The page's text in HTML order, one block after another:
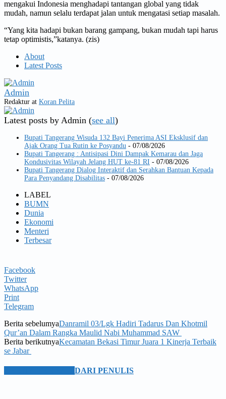
mengakui Indonesia menghadapi tantangan global yang tidak
mudah, namun selalu terdapat jalan untuk mengatasi setiap masalah.
“Yang kita hadapi bukan barang gampang, bukan mudah tapi harus
tetap optimistis,”katanya. (zis)
About
Latest Posts
Admin
Redaktur at Koran Pelita
Latest posts by Admin (see all)
Bupati Tangerang Wisuda 132 Bayi Penerima ASI Eksklusif dan
Ajak Orang Tua Rutin ke Posyandu - 07/08/2026
Bupati Tangerang : Antisipasi Dini Dampak Kemarau dan Jaga
Kondusivitas Wilayah Jelang HUT ke-81 RI - 07/08/2026
Bupati Tangerang Dialog Interaktif dan Serahkan Bantuan Kepada
Para Penyandang Disabilitas - 07/08/2026
LABEL
BUMN
Dunia
Ekonomi
Menteri
Terbesar
Facebook
Twitter
WhatsApp
Print
Telegram
Berita sebelumyaDanramil 03/Lgk Hadiri Tadarus Dan Khotmil
Qur’an Dalam Rangka Maulid Nabi Muhammad SAW
Berita berikutnyaKecamatan Bekasi Timur Juara 1 Kinerja Terbaik
se Jabar
DARI PENULIS